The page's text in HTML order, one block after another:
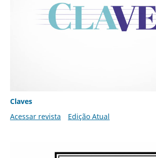
Claves
Acessar revista
Edição Atual